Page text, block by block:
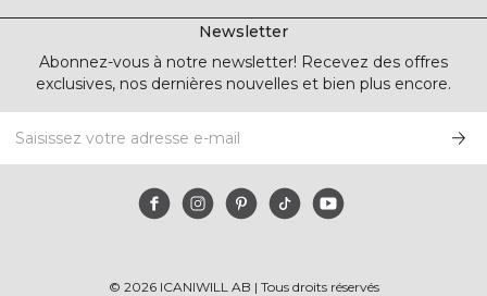
Newsletter
Abonnez-vous à notre newsletter! Recevez des offres
exclusives, nos dernières nouvelles et bien plus encore.
© 2026ICANIWILL AB | Tous droits réservés